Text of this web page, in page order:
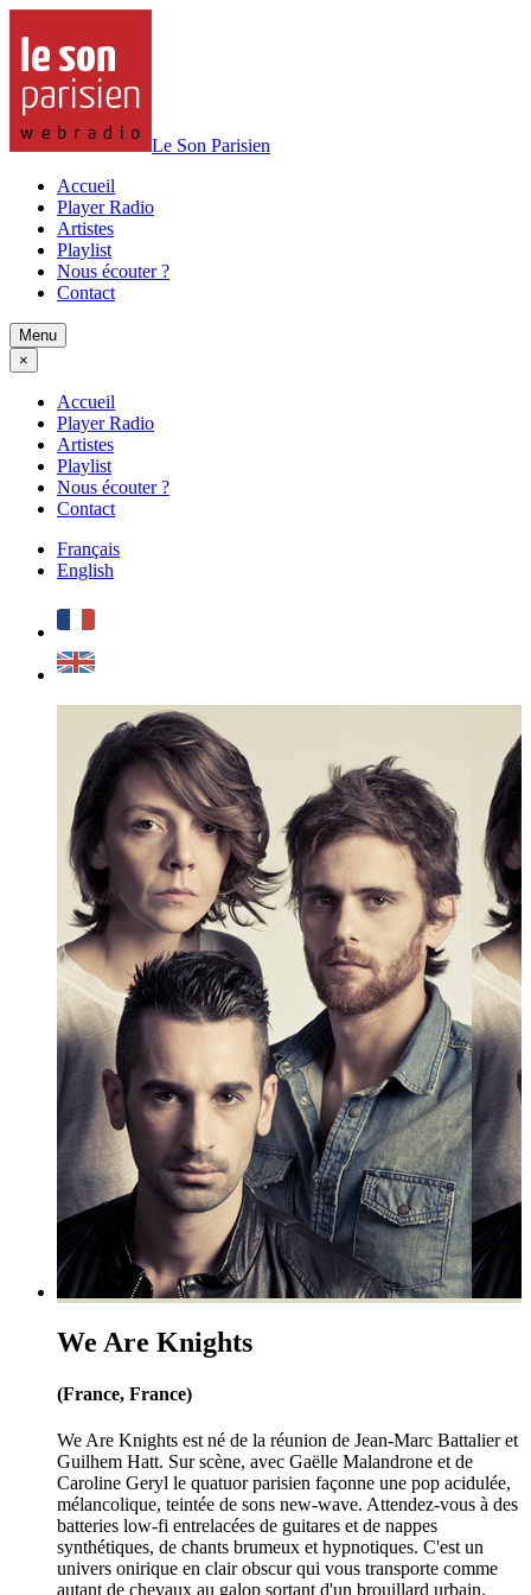
Le Son Parisien
Accueil
Player Radio
Artistes
Playlist
Nous écouter ?
Contact
Menu
×
Accueil
Player Radio
Artistes
Playlist
Nous écouter ?
Contact
Français
English
We Are Knights
(France, France)
We Are Knights est né de la réunion de Jean-Marc Battalier et
Guilhem Hatt. Sur scène, avec Gaëlle Malandrone et de
Caroline Geryl le quatuor parisien façonne une pop acidulée,
mélancolique, teintée de sons new-wave. Attendez-vous à des
batteries low-fi entrelacées de guitares et de nappes
synthétiques, de chants brumeux et hypnotiques. C'est un
univers onirique en clair obscur qui vous transporte comme
autant de chevaux au galop sortant d'un brouillard urbain.